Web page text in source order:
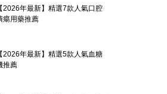
【2026年最新】精選7款人氣口腔
瘍用藥推薦
【2026年最新】精選5款人氣血糖
推薦